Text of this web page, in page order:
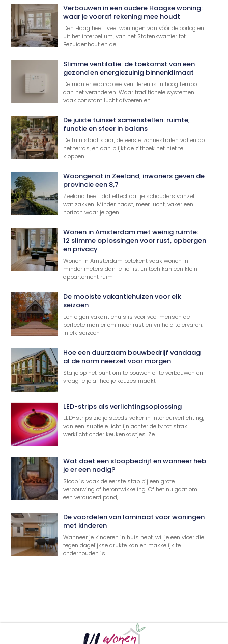
Verbouwen in een oudere Haagse woning:
waar je vooraf rekening mee houdt
Den Haag heeft veel woningen van vóór de oorlog en
uit het interbellum, van het Statenkwartier tot
Bezuidenhout en de
Slimme ventilatie: de toekomst van een
gezond en energiezuinig binnenklimaat
De manier waarop we ventileren is in hoog tempo
aan het veranderen. Waar traditionele systemen
vaak constant lucht afvoeren en
De juiste tuinset samenstellen: ruimte,
functie en sfeer in balans
De tuin staat klaar, de eerste zonnestralen vallen op
het terras, en dan blijkt de zithoek net niet te
kloppen.
Woongenot in Zeeland, inwoners geven de
provincie een 8,7
Zeeland heeft dat effect dat je schouders vanzelf
wat zakken. Minder haast, meer lucht, vaker een
horizon waar je ogen
Wonen in Amsterdam met weinig ruimte:
12 slimme oplossingen voor rust, opbergen
en privacy
Wonen in Amsterdam betekent vaak wonen in
minder meters dan je lief is. En toch kan een klein
appartement ruim
De mooiste vakantiehuizen voor elk
seizoen
Een eigen vakantiehuis is voor veel mensen de
perfecte manier om meer rust en vrijheid te ervaren.
In elk seizoen
Hoe een duurzaam bouwbedrijf vandaag
al de norm neerzet voor morgen
Sta je op het punt om te bouwen of te verbouwen en
vraag je je af hoe je keuzes maakt
LED-strips als verlichtingsoplossing
LED-strips zie je steeds vaker in interieurverlichting,
van een subtiele lichtlijn achter de tv tot strak
werklicht onder keukenkastjes. Ze
Wat doet een sloopbedrijf en wanneer heb
je er een nodig?
Sloop is vaak de eerste stap bij een grote
verbouwing of herontwikkeling. Of het nu gaat om
een verouderd pand,
De voordelen van laminaat voor woningen
met kinderen
Wanneer je kinderen in huis hebt, wil je een vloer die
tegen dagelijkse drukte kan en makkelijk te
onderhouden is.